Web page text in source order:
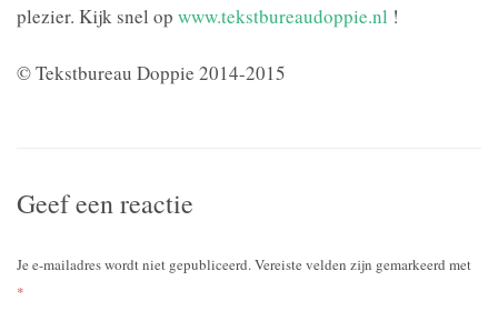
plezier. Kijk snel op www.tekstbureaudoppie.nl !
© Tekstbureau Doppie 2014-2015
Geef een reactie
Je e-mailadres wordt niet gepubliceerd.Vereiste velden zijn gemarkeerd met
*